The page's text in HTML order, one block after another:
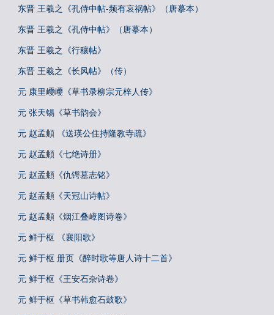
东晋 王羲之《孔侍中帖-频有哀祸帖》（唐摹本）
东晋 王羲之《孔侍中帖》（唐摹本）
东晋 王羲之《行穰帖》
东晋 王羲之《长风帖》（传）
元 康里巎巎《草书录柳宗元梓人传》
元 张天锡《草书韵会》
元 赵孟頫 《送瑛公住持隆教寺疏》
元 赵孟頫《七绝诗册》
元 赵孟頫《仇锷墓志铭》
元 赵孟頫《天冠山诗帖》
元 赵孟頫《烟江叠嶂图诗卷》
元 鲜于枢 《襄阳歌》
元 鲜于枢 册页《醉时歌等唐人诗十二首》
元 鲜于枢《王安石杂诗卷》
元 鲜于枢《草书韩愈石鼓歌》